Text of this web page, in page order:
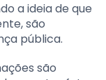
a ideia de que
são
pública.
são